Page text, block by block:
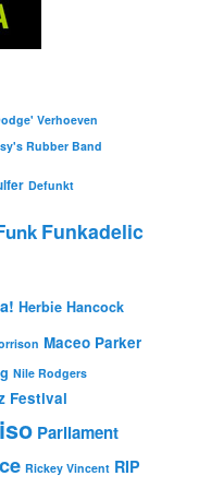
Verhoeven
Rubber Band
Defunkt
Funkadelic
Herbie Hancock
Maceo Parker
Nile Rodgers
Festival
Parliament
Rickey Vincent RIP